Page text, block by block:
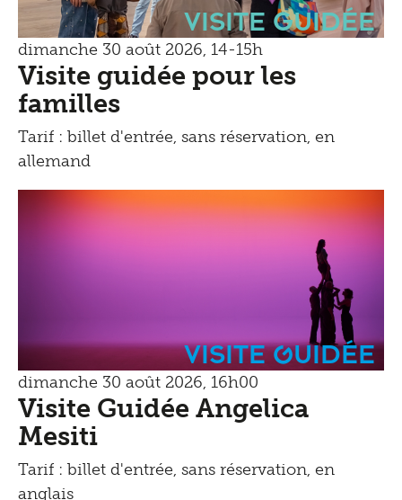
Visite guidée
dimanche 30 août 2026, 14-15h
Visite guidée pour les
familles
Tarif : billet d'entrée, sans réservation, en
allemand
Visite Guidée
dimanche 30 août 2026, 16h00
Visite Guidée Angelica
Mesiti
Tarif : billet d'entrée, sans réservation, en
anglais